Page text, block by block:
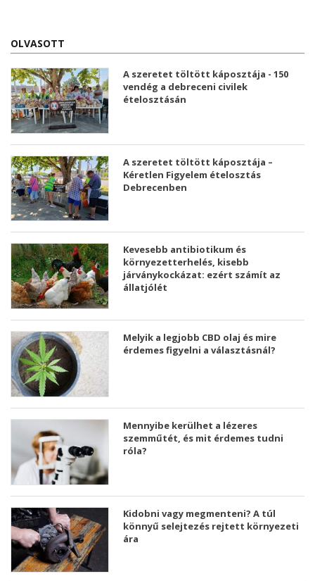
OLVASOTT
A szeretet töltött káposztája - 150
vendég a debreceni civilek
ételosztásán
A szeretet töltött káposztája –
Kéretlen Figyelem ételosztás
Debrecenben
Kevesebb antibiotikum és
környezetterhelés, kisebb
járványkockázat: ezért számít az
állatjólét
Melyik a legjobb CBD olaj és mire
érdemes figyelni a választásnál?
Mennyibe kerülhet a lézeres
szemműtét, és mit érdemes tudni
róla?
Kidobni vagy megmenteni? A túl
könnyű selejtezés rejtett környezeti
ára